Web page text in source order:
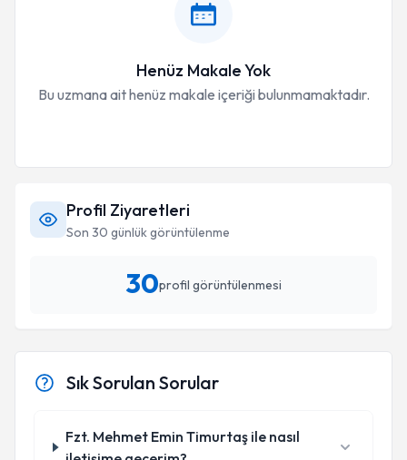
Henüz Makale Yok
Bu uzmana ait henüz makale içeriği bulunmamaktadır.
Profil Ziyaretleri
Son 30 günlük görüntülenme
30profil görüntülenmesi
Sık Sorulan Sorular
Fzt. Mehmet Emin Timurtaş ile nasıl